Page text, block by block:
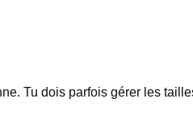
Tu dois parfois gérer les